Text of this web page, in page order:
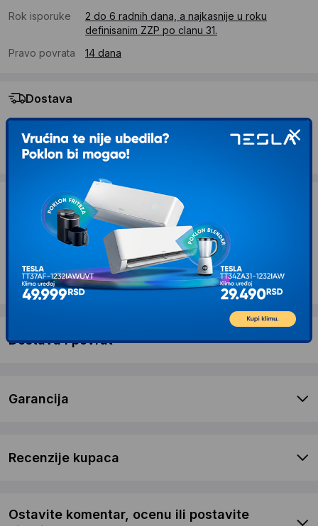
Rok isporuke
2 do 6 radnih dana, a najkasnije u roku
definisanim ZZP po clanu 31.
Pravo povrata
14 dana
Dostava
Standardna dostava se očekuje u roku od 2 do 6 radnih
dana
Troskovi dostave 490 RSD
Želite li ponudu za firmu?
Kontaktirajte nas
Opis proizvoda PHILIPS Rasveta CL200 Moire
LED plafonska svetiljka bela 20W 4000K
Dostava i povrat
Garancija
Recenzije kupaca
Ostavite komentar, ocenu ili postavite